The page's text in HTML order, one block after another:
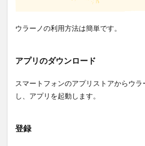
ウラーノの利用方法は簡単です。
アプリのダウンロード
スマートフォンのアプリストアからウラ
し、アプリを起動します。
登録